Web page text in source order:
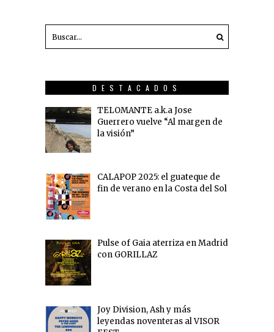
DESTACADOS
TELOMANTE a.k.a Jose
Guerrero vuelve “Al margen de
la visión”
CALAPOP 2025: el guateque de
fin de verano en la Costa del Sol
Pulse of Gaia aterriza en Madrid
con GORILLAZ
Joy Division, Ash y más
leyendas noventeras al VISOR